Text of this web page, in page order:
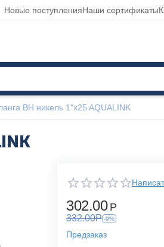
Новые поступленияНаши сертификаты
ВН никель 1"x25 AQUALINK
302.00 Р
332.00Р -9%
Предзаказ